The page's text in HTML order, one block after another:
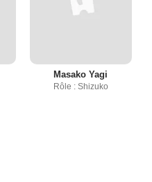
Masako Yagi
Rôle : Shizuko